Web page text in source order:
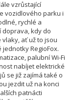
vzrůstající
vozidlového parku i
rychlé a
doprava, kdy do
ať už to jsou
RegioFox.
palubní Wi-Fi
nabíjet elektrické
se již zajímá také o
jezdit už na konci
patnácti